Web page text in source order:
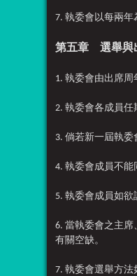
7. 執委會以每兩年
第五章 選舉與
1. 執委會由出席周
2. 執委會各成員任
3. 倘若新一屆執
4. 執委會成員不能
5. 執委會成員如
6. 當執委會之主
有關空缺。
7. 執委會選舉方法